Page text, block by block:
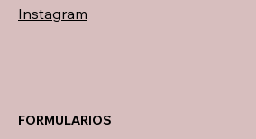
Instagram
FORMULARIOS